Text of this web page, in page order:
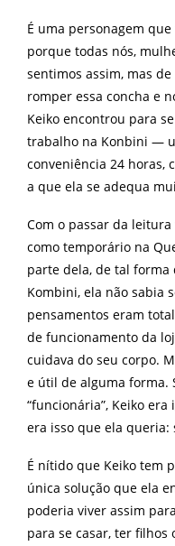
É uma personagem
porque todas nós,
sentimos assim, mas
romper essa concha e
Keiko encontrou para
trabalho na Konbini —
conveniência 24 horas,
a que ela se adequa
Com o passar da
como temporário na
parte dela, de tal forma
Kombini, ela não sabia
pensamentos eram
de funcionamento da
cuidava do seu corpo.
e útil de alguma forma.
“funcionária”, Keiko
era isso que ela queria:
É nítido que Keiko tem
única solução que ela
poderia viver assim
para se casar, ter filhos